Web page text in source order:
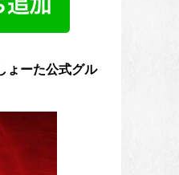
ょーた公式グル